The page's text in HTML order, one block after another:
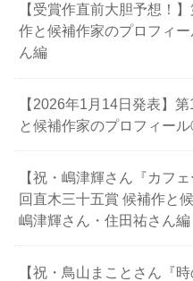
【受賞作直前大胆予想！
作と候補作家のプロフィ
ん編
【2026年1月14日発表】
と候補作家のプロフィー
【祝・嶋津輝さん『カフ
回直木三十五賞 候補作と
嶋津輝さん・住田祐さん編
【祝・鳥山まことさん『